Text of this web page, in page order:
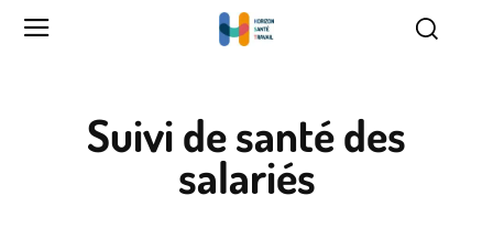
Suivi de santé des
salariés